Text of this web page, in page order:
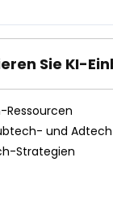
Sie KI-
Ressourcen
und
Strategien